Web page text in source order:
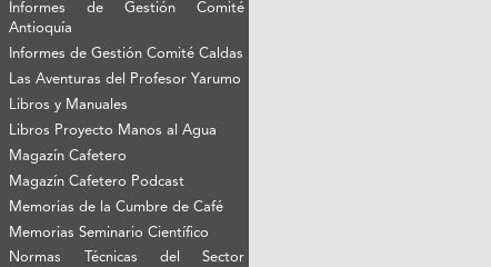
Informes de Gestión Comité
Antioquía
Informes de Gestión Comité Caldas
Las Aventuras del Profesor Yarumo
Libros y Manuales
Libros Proyecto Manos al Agua
Magazín Cafetero
Magazín Cafetero Podcast
Memorias de la Cumbre de Café
Memorias Seminario Científico
Normas Técnicas del Sector